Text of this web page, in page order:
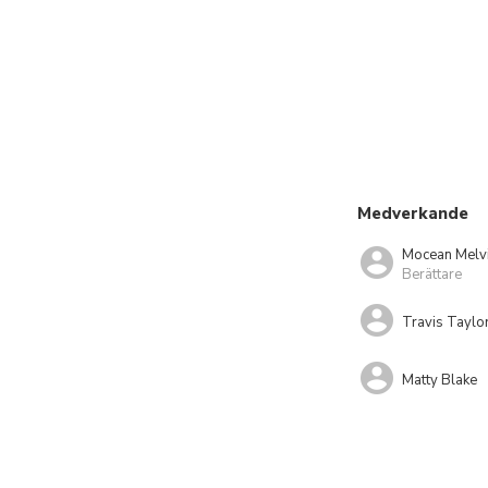
Medverkande
Mocean
Berättare
Travis
Matty Blake